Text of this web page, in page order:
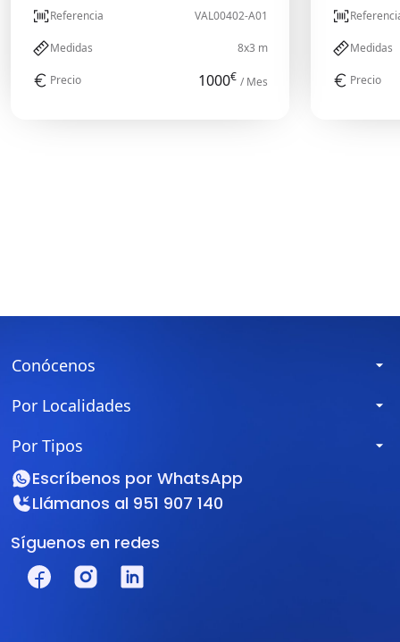
Referencia VAL00402-A01
Medidas 8x3 m
Precio 1000€ / Mes
Medidas
Precio
Conócenos
Por Localidades
Por Tipos
Escríbenos por WhatsApp
Llámanos al 951 907 140
Síguenos en redes